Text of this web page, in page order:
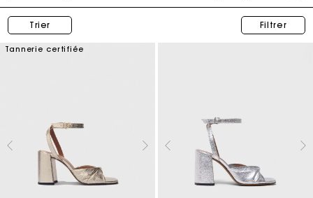
Trier Filtrer
Tannerie certifiée